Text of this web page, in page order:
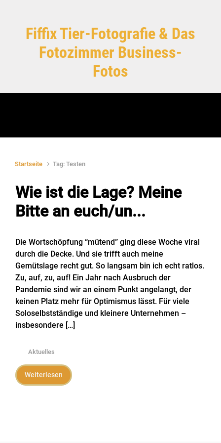
Fiffix Tier-Fotografie & Das
Fotozimmer Business-
Fotos
Startseite Tag: Testen
Wie ist die Lage? Meine
Bitte an euch/un...
Die Wortschöpfung “mütend” ging diese Woche viral
durch die Decke. Und sie trifft auch meine
Gemütslage recht gut. So langsam bin ich echt ratlos.
Zu, auf, zu, auf! Ein Jahr nach Ausbruch der
Pandemie sind wir an einem Punkt angelangt, der
keinen Platz mehr für Optimismus lässt. Für viele
Soloselbstständige und kleinere Unternehmen –
insbesondere […]
Aktuelles
Weiterlesen